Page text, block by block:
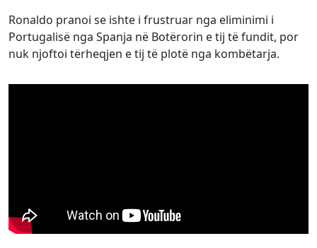
Ronaldo pranoi se ishte i frustruar nga eliminimi i
Portugalisë nga Spanja në Botërorin e tij të fundit, por
nuk njoftoi tërheqjen e tij të plotë nga kombëtarja.